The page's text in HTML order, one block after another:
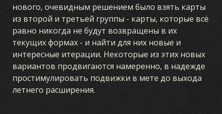
нового, очевидным решением было взять карты
из второй и третьей группы - карты, которые всё
равно никогда не будут возвращены в их
текущих формах - и найти для них новые и
интересные итерации. Некоторые из этих новых
вариантов продвигаются намеренно, в надежде
простимулировать подвижки в мете до выхода
летнего расширения.